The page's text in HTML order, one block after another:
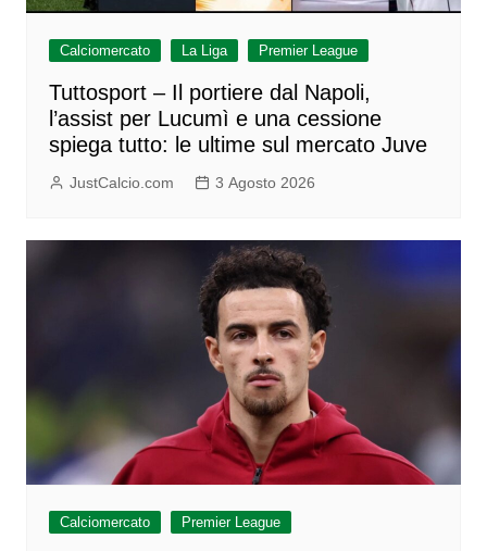
Calciomercato La Liga Premier League
Tuttosport – Il portiere dal Napoli,
l’assist per Lucumì e una cessione
spiega tutto: le ultime sul mercato Juve
JustCalcio.com 3 Agosto 2026
Calciomercato Premier League